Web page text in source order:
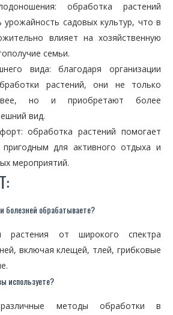
обработка растений
урожайность садовых культур, что в
влияет на хозяйственную
семьи.
вида: благодаря организации
растений, они не только
но и приобретают более
вид.
обработка растений помогает
для активного отдыха и
мероприятий.
болезней обрабатываете?
растения от широкого спектра
включая клещей, тлей, грибковые
используете?
методы обработки в